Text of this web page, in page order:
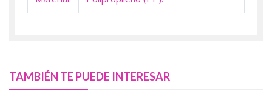
TAMBIÉN TE PUEDE INTERESAR